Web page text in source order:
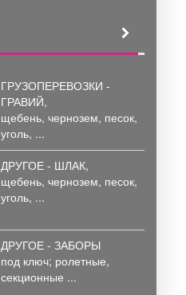
ГРУЗОПЕРЕВОЗКИ -
ГРАВИЙ,
щебень, чернозем, песок,
уголь, ...
ДРУГОЕ - ШЛАК,
щебень, чернозем, песок,
уголь, ...
ДРУГОЕ - ЗАБОРЫ
под ключ; ролетные,
секционные ...